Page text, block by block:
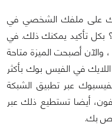
على ملفك الشخصي في
بكل تأكيد يمكنك ذلك. في
والآن أصبحت الميزة متاحة
في الفيس بوك بأكثر
عبر تطبيق الشبكة
أيضا تستطيع ذلك عبر
بك.